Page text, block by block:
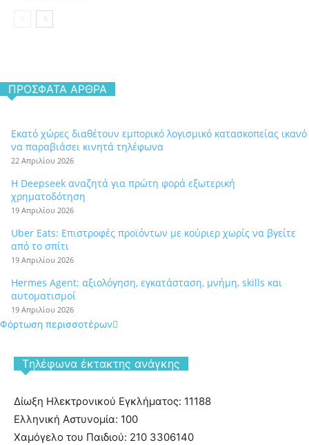
ΠΡΌΣΦΑΤΑ ΆΡΘΡΑ
Εκατό χώρες διαθέτουν εμπορικό λογισμικό κατασκοπείας ικανό
να παραβιάσει κινητά τηλέφωνα
22 Απριλίου 2026
Η Deepseek αναζητά για πρώτη φορά εξωτερική
χρηματοδότηση
19 Απριλίου 2026
Uber Eats: Επιστροφές προϊόντων με κούριερ χωρίς να βγείτε
από το σπίτι
19 Απριλίου 2026
Hermes Agent: αξιολόγηση, εγκατάσταση, μνήμη, skills και
αυτοματισμοί
19 Απριλίου 2026
Φόρτωση περισσοτέρων
Tηλέφωνα έκτακτης ανάγκης
Δίωξη Ηλεκτρονικού Εγκλήματος: 11188
Ελληνική Αστυνομία: 100
Χαμόγελο του Παιδιού: 210 3306140